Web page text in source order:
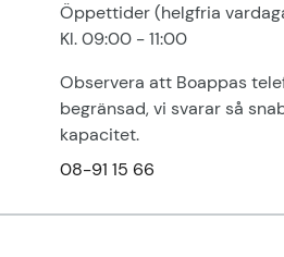
Öppettider (helgfria
Kl. 09:00 - 11:00
Observera att Boappas
begränsad, vi svarar så
kapacitet.
08-91 15 66